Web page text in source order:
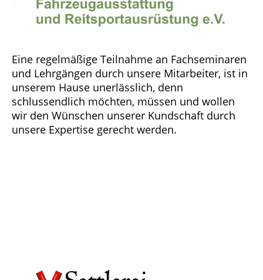
Eine regelmäßige Teilnahme an Fachseminaren
und Lehrgängen durch unsere Mitarbeiter, ist in
unserem Hause unerlässlich, denn
schlussendlich möchten, müssen und wollen
wir den Wünschen unserer Kundschaft durch
unsere Expertise gerecht werden.